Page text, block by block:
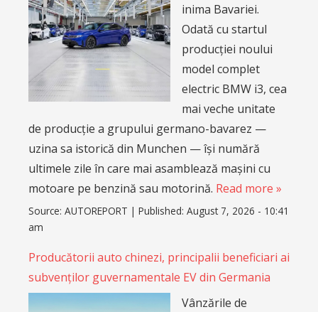
inima Bavariei.
Odată cu startul
producției noului
model complet
electric BMW i3, cea
mai veche unitate
de producție a grupului germano-bavarez —
uzina sa istorică din Munchen — își numără
ultimele zile în care mai asamblează mașini cu
motoare pe benzină sau motorină. Read more »
Source: AUTOREPORT | Published: August 7, 2026 - 10:41
am
Producătorii auto chinezi, principalii beneficiari ai
subvenților guvernamentale EV din Germania
Vânzările de